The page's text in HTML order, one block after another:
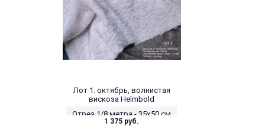
Лот 1. октябрь, волнистая
вискоза Helmbold
Отрез 1/8 метра - 35х50 см
1 375 руб.